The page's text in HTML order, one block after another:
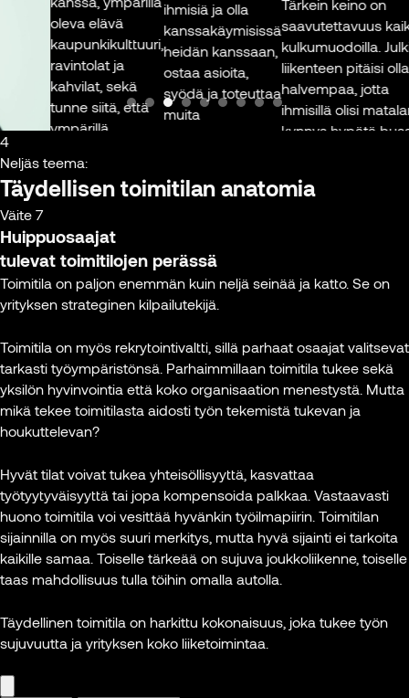
oleva elävä
kaupunkikulttuuri,
ravintolat ja
kahvilat, sekä
tunne siitä, että
ympärillä
kaikki lisää halua
tulla paikan
päälle. Työpäivän
jälkeen voi tavata
ystäviä tai hoitaa
tekee arjesta
sujuvampaa.
ovat vahvoilla
tässä työelämän
muutoksessa, ja
sama trendi
näkyy koko
Christian
Hohenthal
Toimitusjohtaja,
Sponda
ihmisiä ja olla
kanssakäymisissä
heidän kanssaan,
ostaa asioita,
syödä ja toteuttaa
muita
hyötyä joko
sosiaalisesti tai
keskustaan
pyritään ja kaikki,
mikä tukee näitä
viihtymistä
keskustassa.”
Tuomas Hakala
Helsingin
kaupunki
Kuva: Tiia Ettala
Tärkein keino on
saavutettavuus kaikilla
kulkumuodoilla.
liikenteen pitäisi olla
halvempaa, jotta
ihmisillä olisi
kynnys hypätä
myös olla helpompaa.
kalliiksi. Toivoisin
alemmas. Pysäköinti
voisi olla halvempaa
esimerkiksi iltapäivisin
silloin, kun käytät
Työnantajat voisivat
myös tehdä
yhteistyösopimuksia
ravintoloiden ja
palveluiden kanssa,
toimistoille tultaisiin.
vaikka halvemmalla
lähellä olevaan
4
Neljäs teema:
Täydellisen toimitilan anatomia
Väite 7
Huippuosaajat
tulevat toimitilojen perässä
Toimitila on paljon enemmän kuin neljä seinää ja katto. Se on
yrityksen strateginen kilpailutekijä.
Toimitila on myös rekrytointivaltti, sillä parhaat osaajat valitsevat
tarkasti työympäristönsä. Parhaimmillaan toimitila tukee sekä
yksilön hyvinvointia että koko organisaation menestystä. Mutta
mikä tekee toimitilasta aidosti työn tekemistä tukevan ja
houkuttelevan?
Hyvät tilat voivat tukea yhteisöllisyyttä, kasvattaa
työtyytyväisyyttä tai jopa kompensoida palkkaa. Vastaavasti
huono toimitila voi vesittää hyvänkin työilmapiirin. Toimitilan
sijainnilla on myös suuri merkitys, mutta hyvä sijainti ei tarkoita
kaikille samaa. Toiselle tärkeää on sujuva joukkoliikenne, toiselle
taas mahdollisuus tulla töihin omalla autolla.
Täydellinen toimitila on harkittu kokonaisuus, joka tukee työn
sujuvuutta ja yrityksen koko liiketoimintaa.